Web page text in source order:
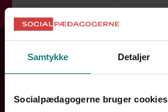
Samtykke Detaljer
Socialpædagogerne bruger cookies